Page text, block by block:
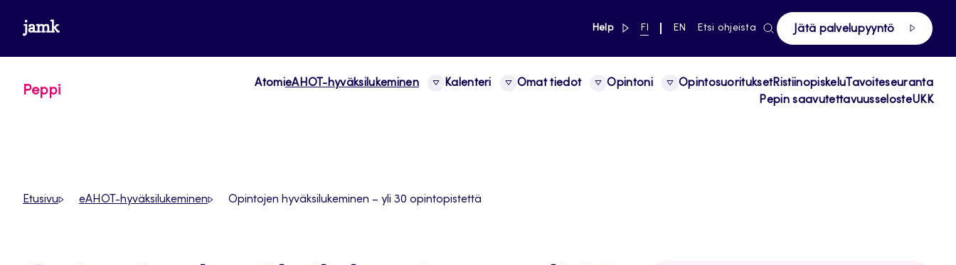
suoraan
sisältöön
www.jamk.fi Help linkki pääsivustolle
NYKYINEN
FI
VAIHDA
EN Etsi ohjeista Jätä palvelupyyntö
Peppi
AtomieAHOT-hyväksilukeminen Kalenteri Omat tiedot Opintoni OpintosuorituksetRistiinopiskeluTavoiteseuranta
Pepin saavutettavuusselosteUKK
Etusivu eAHOT-hyväksilukeminen Opintojen hyväksilukeminen – yli 30 opintopistettä